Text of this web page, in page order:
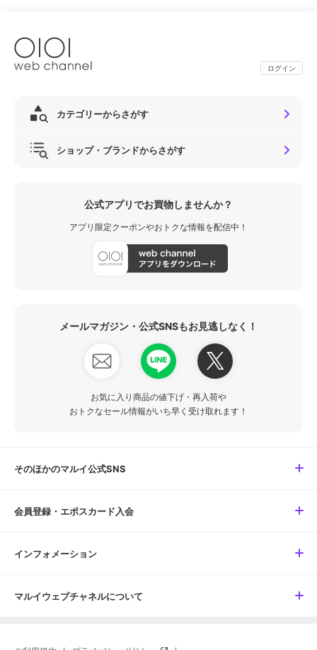
ログイン
カテゴリーからさがす
ショップ・ブランドからさがす
公式アプリでお買物しませんか？
アプリ限定クーポンやおトクな情報を配信中！
メールマガジン・公式SNSもお見逃しなく！
お気に入り商品の値下げ・再入荷や
おトクなセール情報がいち早く受け取れます！
そのほかのマルイ公式SNS
会員登録・エポスカード入会
インフォメーション
マルイウェブチャネルについて